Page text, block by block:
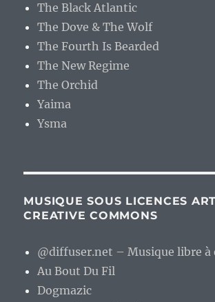
The Black Atlantic
The Dove & The Wolf
The Fourth Is Bearded
The New Regime
The Orchid
Yaima
Ysma
MUSIQUE SOUS LICENCES
CREATIVE COMMONS
@diffuser.net – Musique libre à
Au Bout Du Fil
Dogmazic